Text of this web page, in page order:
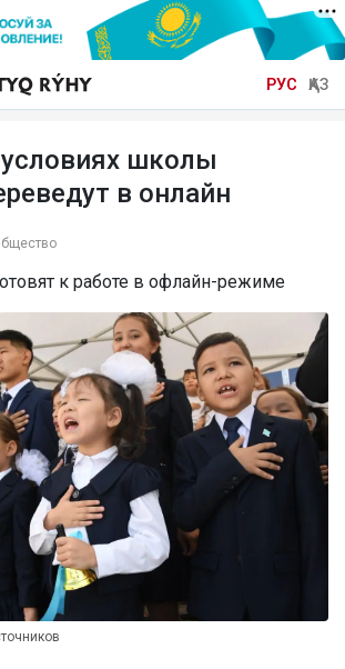
РУС ҚАЗ
школы
в онлайн
к работе в офлайн-режиме